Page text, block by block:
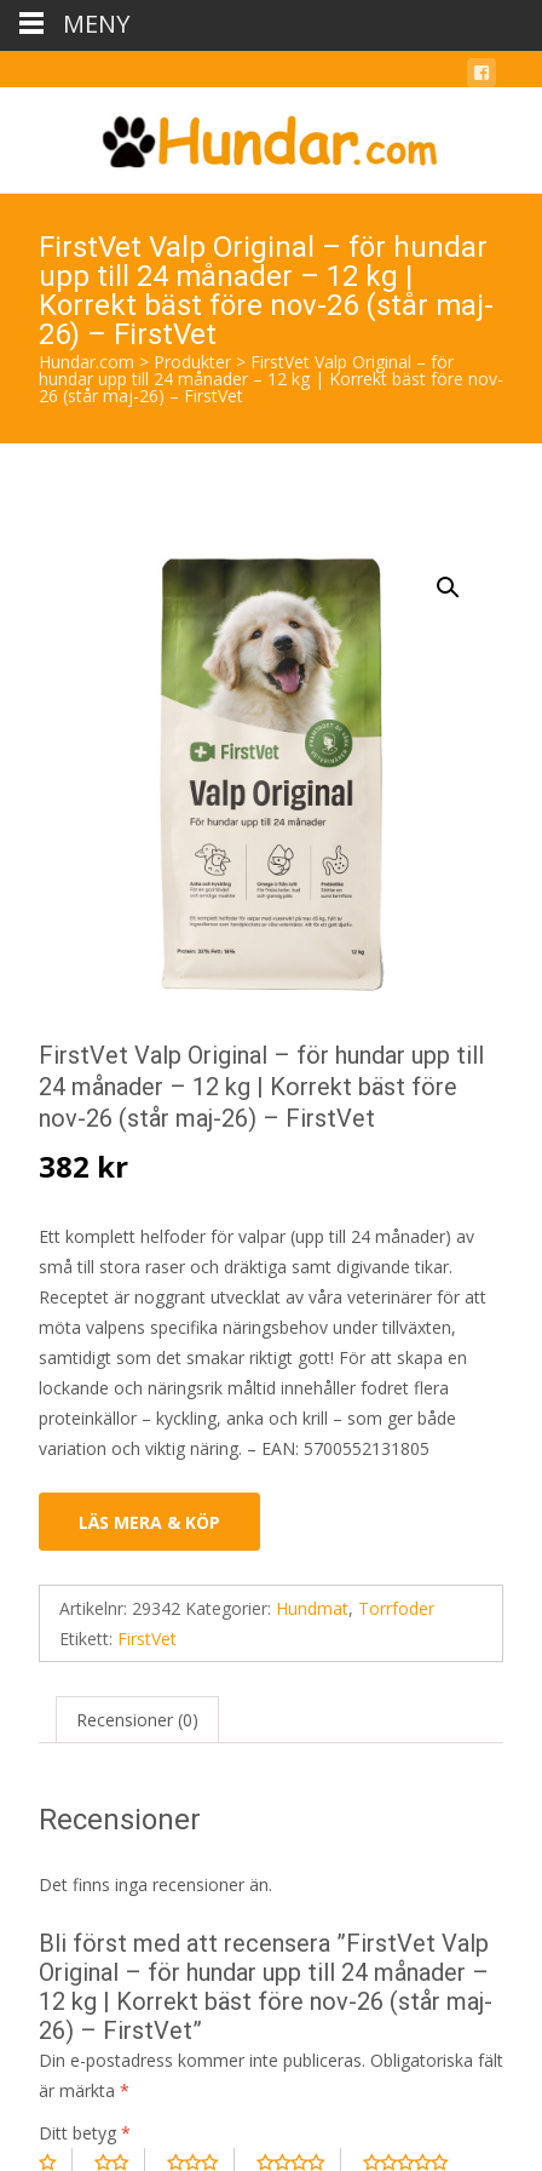
FirstVet Valp Original – för hundar
upp till 24 månader – 12 kg |
Korrekt bäst före nov-26 (står maj-
26) – FirstVet
Hundar.com > Produkter > FirstVet Valp Original – för
hundar upp till 24 månader – 12 kg | Korrekt bäst före nov-
26 (står maj-26) – FirstVet
FirstVet Valp Original – för hundar upp till
24 månader – 12 kg | Korrekt bäst före
nov-26 (står maj-26) – FirstVet
382 kr
Ett komplett helfoder för valpar (upp till 24 månader) av
små till stora raser och dräktiga samt digivande tikar.
Receptet är noggrant utvecklat av våra veterinärer för att
möta valpens specifika näringsbehov under tillväxten,
samtidigt som det smakar riktigt gott! För att skapa en
lockande och näringsrik måltid innehåller fodret flera
proteinkällor – kyckling, anka och krill – som ger både
variation och viktig näring. – EAN: 5700552131805
LÄS MERA & KÖP
Artikelnr: 29342 Kategorier: Hundmat, Torrfoder
Etikett: FirstVet
Recensioner (0)
Recensioner
Det finns inga recensioner än.
Bli först med att recensera ”FirstVet Valp
Original – för hundar upp till 24 månader –
12 kg | Korrekt bäst före nov-26 (står maj-
26) – FirstVet”
Din e-postadress kommer inte publiceras. Obligatoriska fält
är märkta *
Ditt betyg *
MENY